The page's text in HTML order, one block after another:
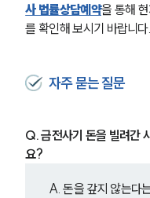
사 법률상담예약을 통해
를 확인해 보시기 바랍니다.
자주 묻는 질문
Q. 금전사기 돈을 빌려간
요?
A. 돈을 갚지 않는다